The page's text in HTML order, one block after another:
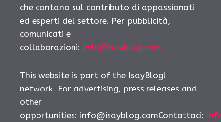
che contano sul contributo di appassionati
ed esperti del settore. Per pubblicità,
comunicati e
collaborazioni: info@isayblog.com
This website is part of the IsayBlog!
network. For advertising, press releases and
other
opportunities: info@isayblog.comContattaci: